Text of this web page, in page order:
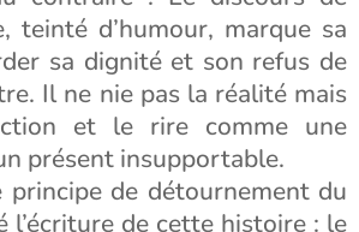
teinté d’humour, marque sa
sa dignité et son refus de
Il ne nie pas la réalité mais
et le rire comme une
présent insupportable.
principe de détournement du
l’écriture de cette histoire : le